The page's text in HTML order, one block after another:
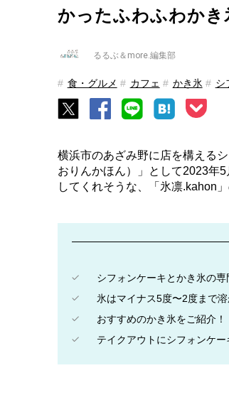
かったふわふわかき
るるぶ＆more.編集部
食・グルメ カフェ かき氷 シ
横浜市のあざみ野に店を構える
おりんかほん）」として2023年
してくれそうな、「氷凛.kahon
シフォンケーキとかき氷の専
氷はマイナス5度〜2度まで
おすすめのかき氷をご紹介！
テイクアウトにシフォンケ